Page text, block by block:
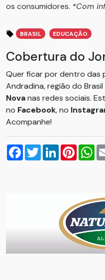
os consumidores. *Com
BRASIL EDUCAÇÃO
Cobertura do
Quer ficar por dentro das
Andradina, região do
Novanas redes sociais.
no Facebook, no
Acompanhe!
Facebook
TwitterLinkedIn